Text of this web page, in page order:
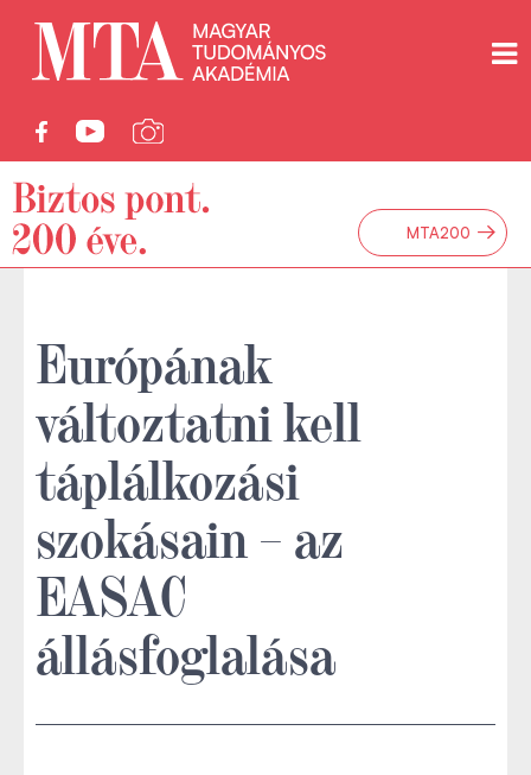
MTA200 →
Európának
változtatni kell
táplálkozási
szokásain – az
EASAC
állásfoglalása